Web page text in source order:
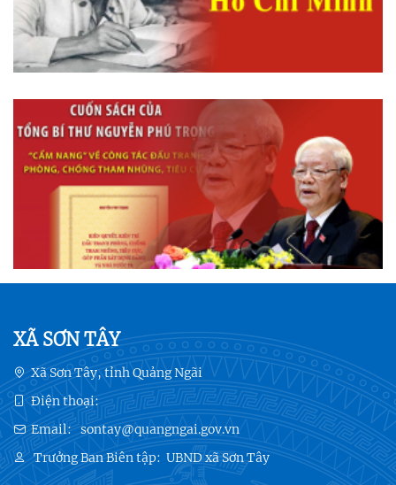
XÃ SƠN TÂY
Xã Sơn Tây, tỉnh Quảng Ngãi
Điện thoại:
Email: sontay@quangngai.gov.vn
Trưởng Ban Biên tập: UBND xã Sơn Tây